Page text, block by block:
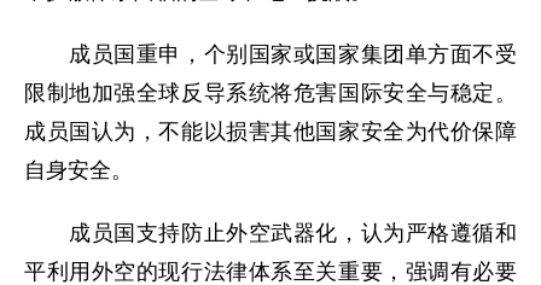
成员国重申，个别国家或国家集团单方面不受
限制地加强全球反导系统将危害国际安全与稳定。
成员国认为，不能以损害其他国家安全为代价保障
自身安全。
成员国支持防止外空武器化，认为严格遵循和
平利用外空的现行法律体系至关重要，强调有必要